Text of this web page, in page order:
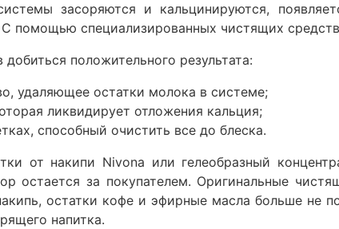
засоряются и кальцинируются,
помощью специализированных чистящих
положительного результата:
удаляющее остатки молока в системе;
ликвидирует отложения кальция;
способный очистить все до блеска.
от накипи Nivona или гелеобразный
остается за покупателем. Оригинальные
остатки кофе и эфирные масла больше не
напитка.